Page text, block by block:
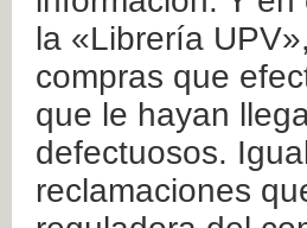
la «Librería
compras que
que le hayan
defectuosos.
reclamaciones